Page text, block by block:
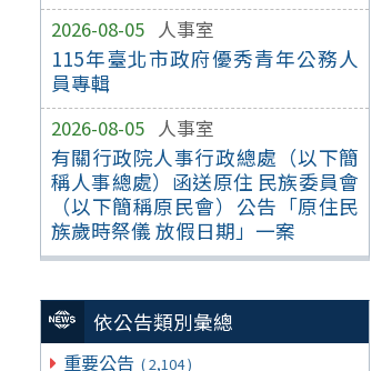
2026-08-05 人事室
115年臺北市政府優秀青年公務人
員專輯
2026-08-05 人事室
有關行政院人事行政總處（以下簡
稱人事總處）函送原住 民族委員會
（以下簡稱原民會）公告「原住民
族歲時祭儀 放假日期」一案
依公告類別彙總
重要公告 ( 2,104 )